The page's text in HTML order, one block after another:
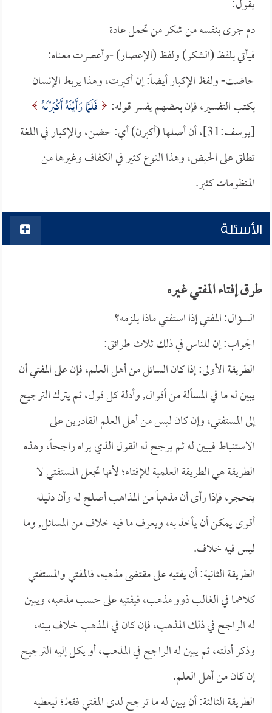
يقول:
دم جرى بنفسه من شكر من تحمل عادة
فيأتي بلفظ (الشكر) ولفظ (الإعصار) -وأعصرت معناه:
حاضت- ولفظ الإكبار أيضاً: إن أكبرت، وهذا يربط الإنسان
بكتب التفسير، فإن بعضهم يفسر قوله:
فَلَمَّا رَأَيْنَهُ أَكْبَرْنَهُ
[يوسف:31]، أن أصلها (أكبرن) أي: حضن، والإكبار في اللغة
تطلق على الحيض، وهذا النوع كثير في الكفاف وغيرها من
المنظومات كثير.
الأسئلة
طرق إفتاء المفتي غيره
السؤال: المفتي إذا استفتي ماذا يلزمه؟
الجواب: إن للناس في ذلك ثلاث طرائق:
الطريقة الأولى: إذا كان السائل من أهل العلم، فإن على المفتي أن
يبين له ما في المسألة من أقوال, وأدلة كل قول، ثم يترك الترجيح
إلى المستفتي، وإن كان ليس من أهل العلم القادرين على
الاستنباط فيبين له ثم يرجح له القول الذي يراه راجحاً، وهذه
الطريقة هي الطريقة العلمية للإفتاء؛ لأنها تجعل المستفتي لا
يتحجر، فإذا رأى أن مذهباً من المذاهب أصلح له وأن دليله
أقوى يمكن أن يأخذ به، ويعرف ما فيه خلاف من المسائل, وما
ليس فيه خلاف.
الطريقة الثانية: أن يفتيه على مقتضى مذهبه، فالمفتي والمستفتي
كلاهما في الغالب ذوو مذهب، فيفتيه على حسب مذهبه، ويبين
له الراجح في ذلك المذهب، فإن كان في المذهب خلاف بينه،
وذكر أدلته، ثم يبين له الراجح في المذهب، أو يكل إليه الترجيح
إن كان من أهل العلم.
الطريقة الثالثة: أن يبين له ما ترجح لدى المفتي فقط؛ ليعطيه